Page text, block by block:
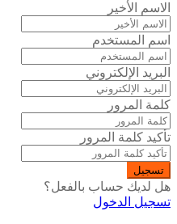
الاسم الأخير
اسم المستخدم
البريد الإلكتروني
كلمة المرور
تأكيد كلمة المرور
تسجيل
هل لديك حساب بالفعل؟
تسجيل الدخول